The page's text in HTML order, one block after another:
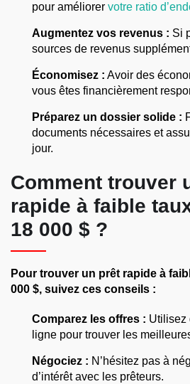
pour améliorer votre ratio
Augmentez vos revenus : Si
sources de revenus
Économisez : Avoir des
vous êtes financièrement
Préparez un dossier solide :
documents nécessaires et
jour.
Comment trouver
rapide à faible
18 000 $ ?
Pour trouver un prêt rapide à
000 $, suivez ces conseils :
Comparez les offres : Utilisez
ligne pour trouver les
Négociez : N’hésitez pas à
d’intérêt avec les prêteurs.